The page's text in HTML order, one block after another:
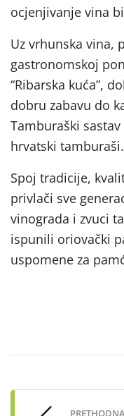
ocjenjivanje vina
Uz vrhunska vina,
gastronomskoj
“Ribarska kuća”,
dobru zabavu do
Tamburaški
hrvatski tamburaši.
Spoj tradicije,
privlači sve
vinograda i zvuci
ispunili oriovački
uspomene za
navigation